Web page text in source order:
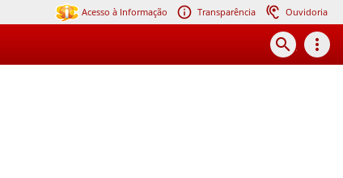
Acesso à Informação Transparência Ouvidoria
search more_vert